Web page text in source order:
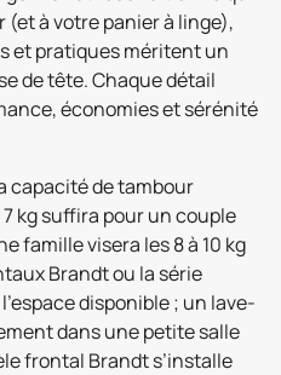
(et à votre panier à linge),
et pratiques méritent un
de tête. Chaque détail
économies et sérénité
capacité de tambour
kg suffira pour un couple
famille visera les 8 à 10 kg
Brandt ou la série
disponible ; un lave-
dans une petite salle
frontal Brandt s’installe